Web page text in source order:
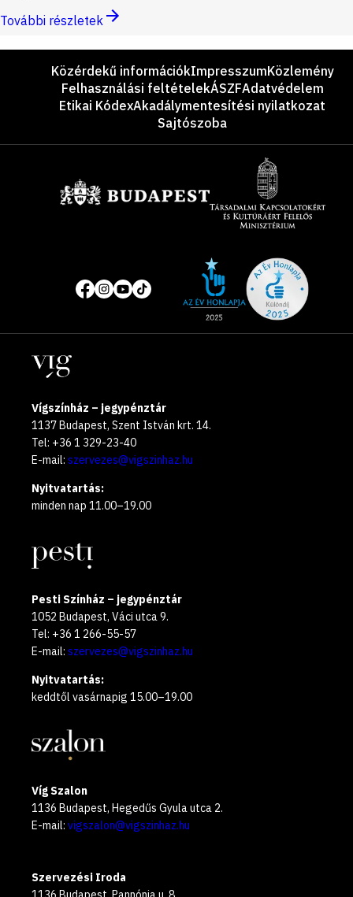
További részletek
LáblécKözérdekű információkImpresszumKözlemény
Felhasználási feltételekÁSZFAdatvédelem
Etikai KódexAkadálymentesítési nyilatkozat
Sajtószoba
Közösségi
média
oldalak
of
year
Helyszínek
Vígszínház – jegypénztár
1137 Budapest, Szent István krt. 14.
Tel: +36 1 329-23-40
E-mail: szervezes@vigszinhaz.hu
Nyitvatartás:
minden nap 11.00–19.00
Pesti Színház – jegypénztár
1052 Budapest, Váci utca 9.
Tel: +36 1 266-55-57
E-mail: szervezes@vigszinhaz.hu
Nyitvatartás:
keddtől vasárnapig 15.00–19.00
Víg Szalon
1136 Budapest, Hegedűs Gyula utca 2.
E-mail: vigszalon@vigszinhaz.hu
Szervezési Iroda